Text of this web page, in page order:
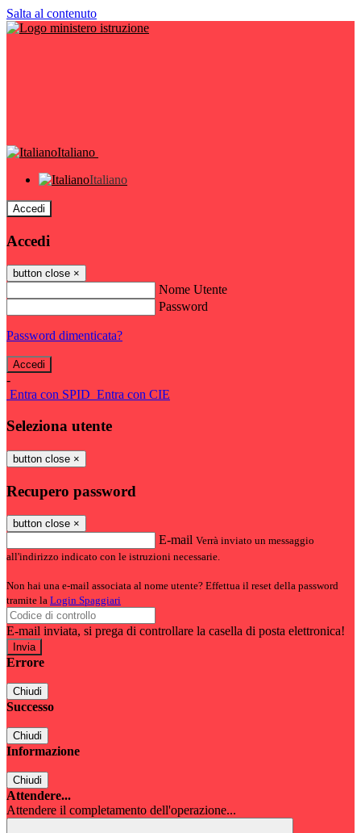
Salta al contenuto
Italiano
Italiano
Accedi
Accedi
button close ×
Nome Utente
Password
Password dimenticata?
-
Entra con SPID Entra con CIE
Seleziona utente
button close ×
Recupero password
button close ×
E-mail Verrà inviato un messaggio
all'indirizzo indicato con le istruzioni necessarie.
Non hai una e-mail associata al nome utente? Effettua il reset della password
tramite la Login Spaggiari
E-mail inviata, si prega di controllare la casella di posta elettronica!
Errore
Chiudi
Successo
Chiudi
Informazione
Chiudi
Attendere...
Attendere il completamento dell'operazione...